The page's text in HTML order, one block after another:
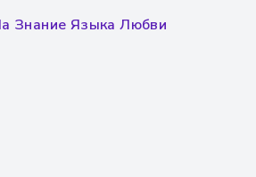
Знание Языка Любви